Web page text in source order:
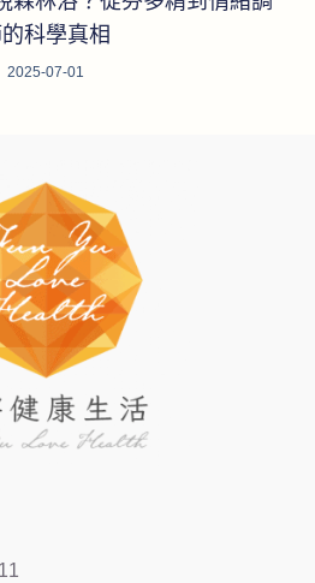
科學真相
2025-07-01